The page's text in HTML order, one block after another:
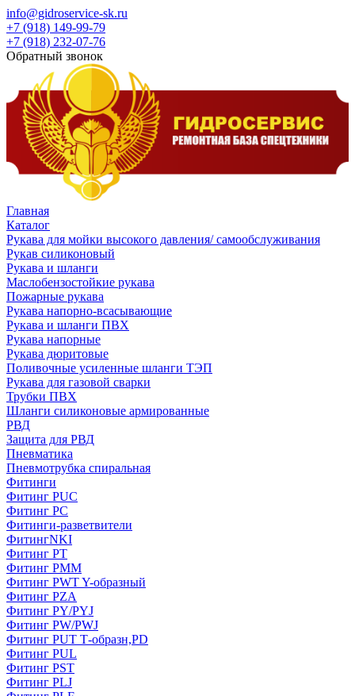
info@gidroservice-sk.ru
+7 (918) 149-99-79
+7 (918) 232-07-76
Обратный звонок
Главная
Каталог
Рукава для мойки высокого давления/ самообслуживания
Рукав силиконовый
Рукава и шланги
Маслобензостойкие рукава
Пожарные рукава
Рукава напорно-всасывающие
Рукава и шланги ПВХ
Рукава напорные
Рукава дюритовые
Поливочные усиленные шланги ТЭП
Рукава для газовой сварки
Трубки ПВХ
Шланги силиконовые армированные
РВД
Защита для РВД
Пневматика
Пневмотрубка спиральная
Фитинги
Фитинг PUC
Фитинг PC
Фитинги-разветвители
ФитингNKI
Фитинг РТ
Фитинг РММ
Фитинг РWT Y-образный
Фитинг PZA
Фитинг PY/PYJ
Фитинг PW/PWJ
Фитинг PUT Т-образн,PD
Фитинг PUL
Фитинг PST
Фитинг PLJ